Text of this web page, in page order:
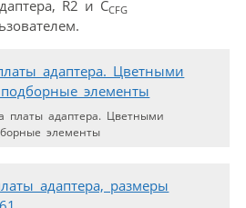
R2 и CCFG
платы адаптера. Цветными
элементы